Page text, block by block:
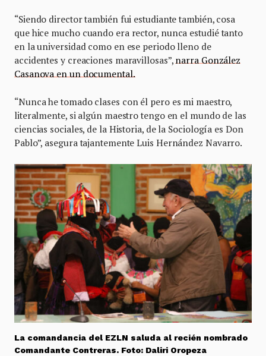
“Siendo director también fui estudiante también, cosa
que hice mucho cuando era rector, nunca estudié tanto
en la universidad como en ese periodo lleno de
accidentes y creaciones maravillosas”,narra González
Casanova en un documental.
“Nunca he tomado clases con él pero es mi maestro,
literalmente, si algún maestro tengo en el mundo de las
ciencias sociales, de la Historia, de la Sociología es Don
Pablo”, asegura tajantemente Luis Hernández Navarro.
La comandancia del EZLN saluda al recién nombrado
Comandante Contreras. Foto: Daliri Oropeza